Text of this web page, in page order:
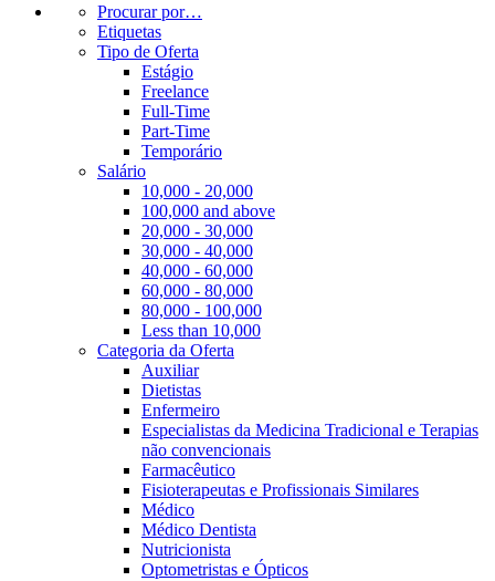
Procurar por…
Etiquetas
Tipo de Oferta
Estágio
Freelance
Full-Time
Part-Time
Temporário
Salário
10,000 - 20,000
100,000 and above
20,000 - 30,000
30,000 - 40,000
40,000 - 60,000
60,000 - 80,000
80,000 - 100,000
Less than 10,000
Categoria da Oferta
Auxiliar
Dietistas
Enfermeiro
Especialistas da Medicina Tradicional e Terapias
não convencionais
Farmacêutico
Fisioterapeutas e Profissionais Similares
Médico
Médico Dentista
Nutricionista
Optometristas e Ópticos